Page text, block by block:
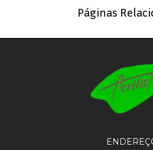
Páginas